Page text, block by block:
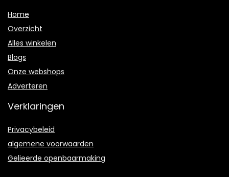
Home
Overzicht
Alles winkelen
Blogs
Onze webshops
Adverteren
Verklaringen
Privacybeleid
algemene voorwaarden
Gelieerde openbaarmaking